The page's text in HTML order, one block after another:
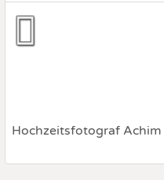
Fotobox mit Zubehör
Hochzeitsfotograf